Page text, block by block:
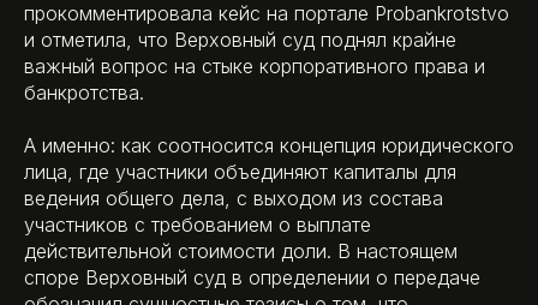
прокомментировала кейс на портале Probankrotstvo
и отметила, что Верховный суд поднял крайне
важный вопрос на стыке корпоративного права и
банкротства.
А именно: как соотносится концепция юридического
лица, где участники объединяют капиталы для
ведения общего дела, с выходом из состава
участников с требованием о выплате
действительной стоимости доли. В настоящем
споре Верховный суд в определении о передаче